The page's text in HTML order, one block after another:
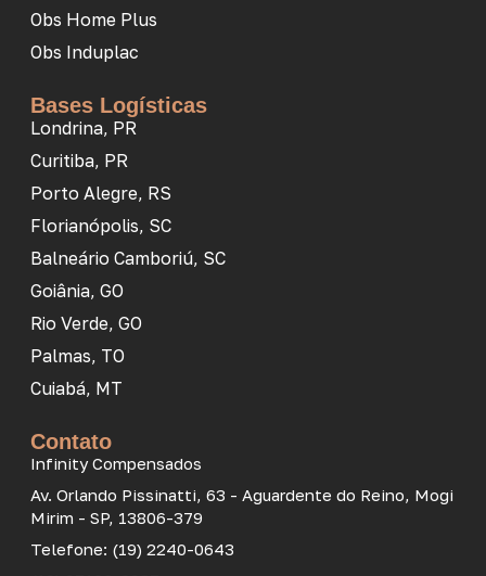
Obs Home Plus
Obs Induplac
Bases Logísticas
Londrina, PR
Curitiba, PR
Porto Alegre, RS
Florianópolis, SC
Balneário Camboriú, SC
Goiânia, GO
Rio Verde, GO
Palmas, TO
Cuiabá, MT
Contato
Infinity Compensados
Av. Orlando Pissinatti, 63 - Aguardente do Reino, Mogi
Mirim - SP, 13806-379
Telefone: (19) 2240-0643